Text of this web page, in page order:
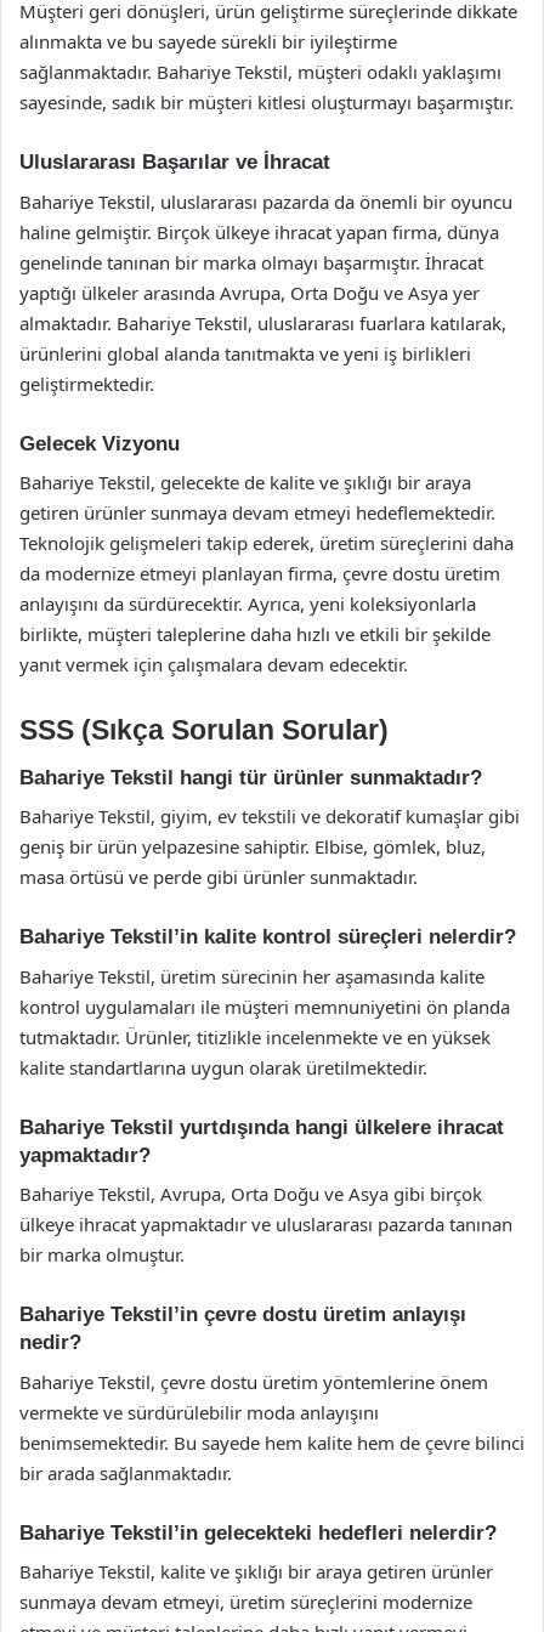
Müşteri geri dönüşleri, ürün geliştirme süreçlerinde dikkate
alınmakta ve bu sayede sürekli bir iyileştirme
sağlanmaktadır. Bahariye Tekstil, müşteri odaklı yaklaşımı
sayesinde, sadık bir müşteri kitlesi oluşturmayı başarmıştır.
Uluslararası Başarılar ve İhracat
Bahariye Tekstil, uluslararası pazarda da önemli bir oyuncu
haline gelmiştir. Birçok ülkeye ihracat yapan firma, dünya
genelinde tanınan bir marka olmayı başarmıştır. İhracat
yaptığı ülkeler arasında Avrupa, Orta Doğu ve Asya yer
almaktadır. Bahariye Tekstil, uluslararası fuarlara katılarak,
ürünlerini global alanda tanıtmakta ve yeni iş birlikleri
geliştirmektedir.
Gelecek Vizyonu
Bahariye Tekstil, gelecekte de kalite ve şıklığı bir araya
getiren ürünler sunmaya devam etmeyi hedeflemektedir.
Teknolojik gelişmeleri takip ederek, üretim süreçlerini daha
da modernize etmeyi planlayan firma, çevre dostu üretim
anlayışını da sürdürecektir. Ayrıca, yeni koleksiyonlarla
birlikte, müşteri taleplerine daha hızlı ve etkili bir şekilde
yanıt vermek için çalışmalara devam edecektir.
SSS (Sıkça Sorulan Sorular)
Bahariye Tekstil hangi tür ürünler sunmaktadır?
Bahariye Tekstil, giyim, ev tekstili ve dekoratif kumaşlar gibi
geniş bir ürün yelpazesine sahiptir. Elbise, gömlek, bluz,
masa örtüsü ve perde gibi ürünler sunmaktadır.
Bahariye Tekstil’in kalite kontrol süreçleri nelerdir?
Bahariye Tekstil, üretim sürecinin her aşamasında kalite
kontrol uygulamaları ile müşteri memnuniyetini ön planda
tutmaktadır. Ürünler, titizlikle incelenmekte ve en yüksek
kalite standartlarına uygun olarak üretilmektedir.
Bahariye Tekstil yurtdışında hangi ülkelere ihracat
yapmaktadır?
Bahariye Tekstil, Avrupa, Orta Doğu ve Asya gibi birçok
ülkeye ihracat yapmaktadır ve uluslararası pazarda tanınan
bir marka olmuştur.
Bahariye Tekstil’in çevre dostu üretim anlayışı
nedir?
Bahariye Tekstil, çevre dostu üretim yöntemlerine önem
vermekte ve sürdürülebilir moda anlayışını
benimsemektedir. Bu sayede hem kalite hem de çevre bilinci
bir arada sağlanmaktadır.
Bahariye Tekstil’in gelecekteki hedefleri nelerdir?
Bahariye Tekstil, kalite ve şıklığı bir araya getiren ürünler
sunmaya devam etmeyi, üretim süreçlerini modernize